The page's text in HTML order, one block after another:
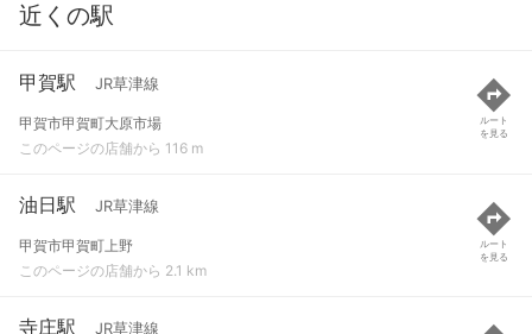
近くの駅
甲賀駅 JR草津線
甲賀市甲賀町大原市場
このページの店舗から 116 m
ルート
を見る
油日駅 JR草津線
甲賀市甲賀町上野
このページの店舗から 2.1 km
ルート
を見る
寺庄駅 JR草津線